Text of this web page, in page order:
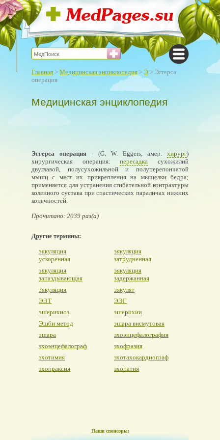
Главная > Медицинская энциклопедия > Э > Эггерса
операция
Медицинская энциклопедия
Эггерса операция - (G. W. Eggers, амер. хирург)
хирургическая операция:пересадка сухожилий
двуглавой, полусухожильной и полуперепончатой
мышц с мест их прикрепления на мыщелки бедра;
применяется для устранения сгибательной контрактуры
коленного сустава при спастических параличах нижних
конечностей.
Прочитано: 2039 раз(а)
Другие термины:
эякуляция
ускоренная
эякуляция
затрудненная
эякуляция
запаздывающая
эякуляция
задержанная
эякуляция
эякулят
ЭЭТ
ЭЭГ
эшерихиоз
эшерихии
Эшби метод
эшара висмутовая
эшара
эхоэнцефалография
эхоэнцефалограф
эхофразия
эхотимия
эхотахокардиограф
эхопраксия
эхопатия
Наши спонсоры: